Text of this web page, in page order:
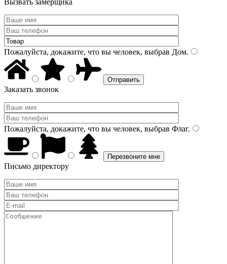
Вызвать замерщика
Пожалуйста, докажите, что вы человек, выбрав Дом.
Заказать звонок
Пожалуйста, докажите, что вы человек, выбрав Флаг.
Письмо директору